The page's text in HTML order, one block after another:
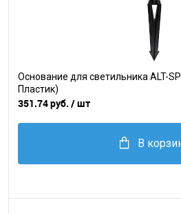
Основание для светильника ALT-
Пластик)
351.74 руб. / шт
В